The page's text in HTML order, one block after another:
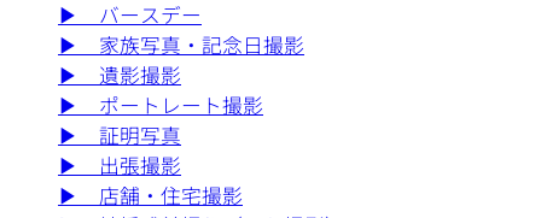
▶︎
バースデー
▶︎
家族写真・記念日撮影
▶︎
遺影撮影
▶︎
ポートレート撮影
▶︎
証明写真
▶︎
出張撮影
▶︎
店舗・住宅撮影